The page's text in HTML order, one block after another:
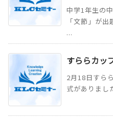
中学1年生の
「文節」が
...
すららカッ
2月18日すら
式がありまし